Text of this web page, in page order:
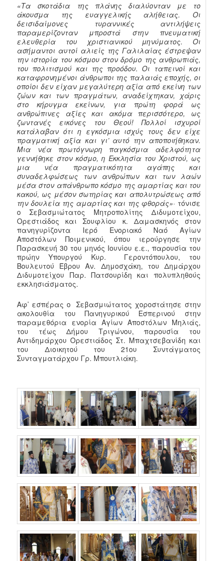
«Τα σκοτάδια της πλάνης διαλύονταν με το
άκουσμα της ευαγγελικής αλήθειας. Οι
δεισιδαίμονες τυραννικές αντιλήψεις
παραμερίζονταν μπροστά στην πνευματική
ελευθερία του χριστιανικού μηνύματος. Οι
ασήμαντοι αυτοί αλιείς της Γαλιλαίας έστρεψαν
την ιστορία του κόσμου στον δρόμο της ανθρωπιάς,
του πολιτισμού και της προόδου. Οι ταπεινοί και
καταφρονημένοι άνθρωποι της παλαιάς εποχής, οι
οποίοι δεν είχαν μεγαλύτερη αξία από εκείνη των
ζώων και των πραγμάτων, αναδείχτηκαν, χάρις
στο κήρυγμα εκείνων, για πρώτη φορά ως
ανθρώπινες αξίες και ακόμα περισσότερο, ως
ζωντανές εικόνες του Θεού! Πολλοί ισχυροί
κατάλαβαν ότι η εγκόσμια ισχύς τους δεν είχε
πραγματική αξία και γι’ αυτό την αποποιήθηκαν.
Μια νέα πρωτόγνωρη παγκόσμια αδελφότητα
γεννήθηκε στον κόσμο, η Εκκλησία του Χριστού, ως
μια νέα πραγματικότητα αγάπης και
συναδελφώσεως των ανθρώπων και των λαών
μέσα στον απάνθρωπο κόσμο της αμαρτίας και του
κακού, ως μέσον σωτηρίας και απολυτρώσεως από
την δουλεία της αμαρτίας και της φθοράς»· τόνισε
ο Σεβασμιώτατος Μητροπολίτης Διδυμοτείχου,
Ορεστιάδος και Σουφλίου κ. Δαμασκηνός στον
πανηγυρίζοντα Ιερό Ενοριακό Ναό Αγίων
Αποστόλων Ποιμενικού, όπου ιερούργησε την
Παρασκευή 30 του μηνός Ιουνίου ε.ε., παρουσία του
πρώην Υπουργού Κυρ. Γεροντόπουλου, του
Βουλευτού Έβρου Αν. Δημοσχάκη, του Δημάρχου
Διδυμοτείχου Παρ. Πατσουρίδη και πολυπληθούς
εκκλησιάσματος.
Αφ’ εσπέρας ο Σεβασμιώτατος χοροστάτησε στην
ακολουθία του Πανηγυρικού Εσπερινού στην
παραμεθόρια ενορία Αγίων Αποστόλων Μηλιάς,
του τέως Δήμου Τριγώνου, παρουσία του
Αντιδημάρχου Ορεστιάδος Στ. Μπαχτσεβανίδη και
του Διοικητού του 21ου Συντάγματος
Συνταγματάρχου Γρ. Μπουτλιάκη.